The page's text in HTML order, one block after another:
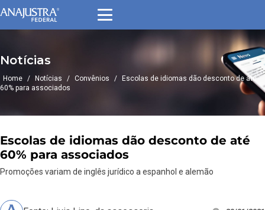
Notícias
Home / Notícias / Convênios /
Escolas de idiomas dão desconto de até
60% para associados
Escolas de idiomas dão desconto de até
60% para associados
Promoções variam de inglês jurídico a espanhol e alemão